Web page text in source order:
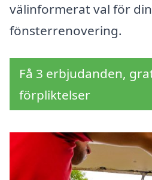
välinformerat val för din
fönsterrenovering.
Få 3 erbjudanden,
förpliktelser